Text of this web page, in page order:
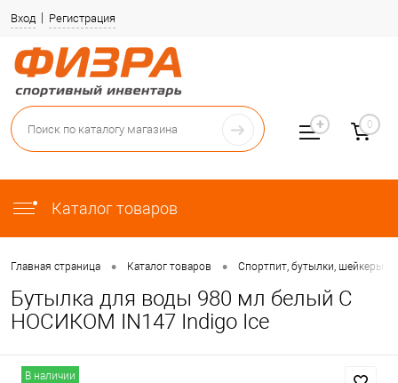
Вход Регистрация
Каталог товаров
0
Главная страница • Каталог товаров • Спортпит, бутылки, шейкеры
Бутылка для воды 980 мл белый С
НОСИКОМ IN147 Indigo Ice
В наличии